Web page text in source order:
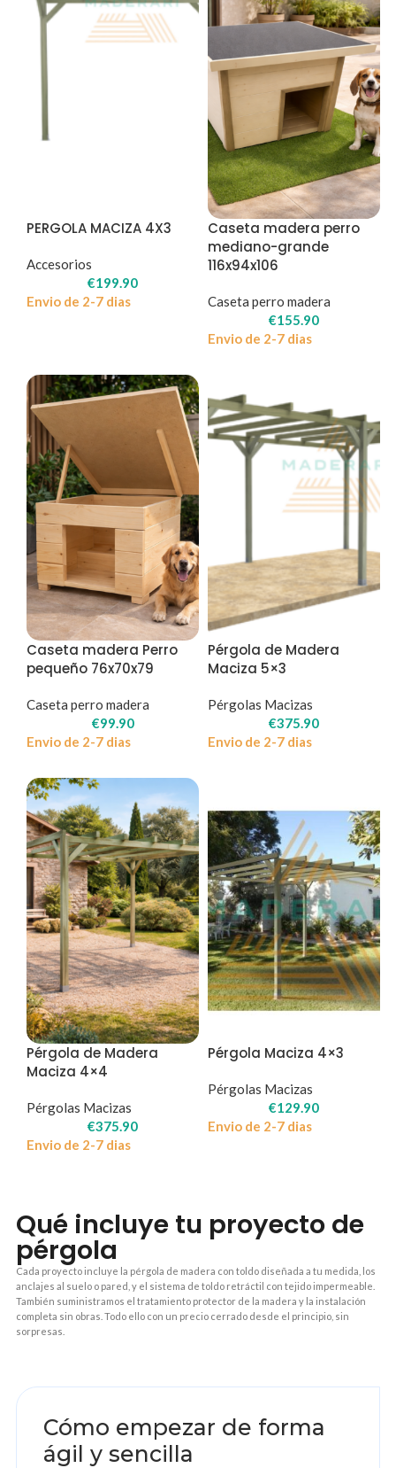
PERGOLA MACIZA 4X3
Accesorios
€199.90
Envio de 2-7 dias
Caseta madera perro
mediano-grande
116x94x106
Caseta perro madera
€155.90
Envio de 2-7 dias
Caseta madera Perro
pequeño 76x70x79
Caseta perro madera
€99.90
Envio de 2-7 dias
Pérgola de Madera
Maciza 5×3
Pérgolas Macizas
€375.90
Envio de 2-7 dias
Pérgola de Madera
Maciza 4×4
Pérgolas Macizas
€375.90
Envio de 2-7 dias
Pérgola Maciza 4×3
Pérgolas Macizas
€129.90
Envio de 2-7 dias
Qué incluye tu proyecto de
pérgola
Cada proyecto incluye la pérgola de madera con toldo diseñada a tu medida, los
anclajes al suelo o pared, y el sistema de toldo retráctil con tejido impermeable.
También suministramos el tratamiento protector de la madera y la instalación
completa sin obras. Todo ello con un precio cerrado desde el principio, sin
sorpresas.
Cómo empezar de forma
ágil y sencilla